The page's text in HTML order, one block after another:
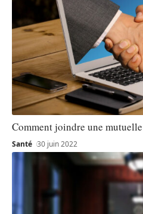
Comment joindre une
Santé 30 juin 2022